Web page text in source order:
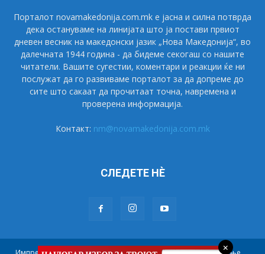
Порталот novamakedonija.com.mk е јасна и силна потврда
дека остануваме на линијата што ја постави првиот
дневен весник на македонски јазик „Нова Македонија“, во
далечната 1944 година - да бидеме секогаш со нашите
читатели. Вашите сугестии, коментари и реакции ќе ни
послужат да го развиваме порталот за да допреме до
сите што сакаат да прочитаат точна, навремена и
проверена информација.
Контакт: nm@novamakedonija.com.mk
СЛЕДЕТЕ НÈ
×